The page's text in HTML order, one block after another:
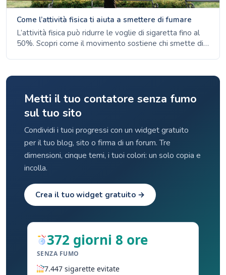
Come l’attività fisica ti aiuta a smettere di fumare
L’attività fisica può ridurre le voglie di sigaretta fino al
50%. Scopri come il movimento sostiene chi smette di
Metti il tuo contatore senza fumo
sul tuo sito
Condividi i tuoi progressi con un widget gratuito
per il tuo blog, sito o firma di un forum. Tre
dimensioni, cinque temi, i tuoi colori: un solo copia e
incolla.
Crea il tuo widget gratuito →
372 giorni 8 ore
SENZA FUMO
7.447 sigarette evitate